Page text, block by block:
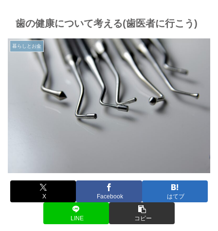
歯の健康について考える(歯医者に行こう)
暮らしとお金
X Facebook はてブ
LINE コピー